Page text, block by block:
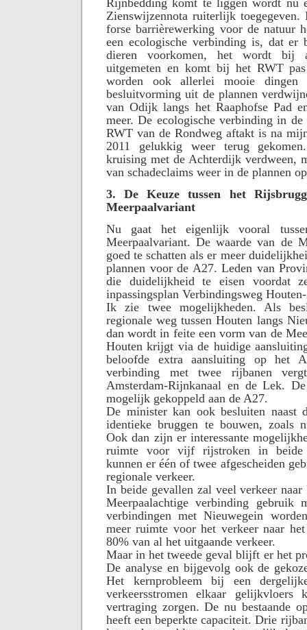
Zienswijzennota ruiterlijk toegegeven.
forse barrièrewerking voor de natuur
een ecologische verbinding is, dat er
dieren voorkomen, het wordt bij
uitgemeten en komt bij het RWT
worden ook allerlei mooie
besluitvorming uit de plannen
van Odijk langs het Raaphofse Pad
meer. De ecologische verbinding in
RWT van de Rondweg aftakt is na
2011 gelukkig weer terug
kruising met de Achterdijk verdween,
van schadeclaims weer in de plannen
3. De Keuze tussen het
Meerpaalvariant
Nu gaat het eigenlijk vooral
Meerpaalvariant. De waarde van de
goed te schatten als er meer
plannen voor de A27. Leden van
die duidelijkheid te eisen voordat
inpassingsplan Verbindingsweg
Ik zie twee mogelijkheden. Als
regionale weg tussen Houten langs
dan wordt in feite een vorm van de
Houten krijgt via de huidige
beloofde extra aansluiting op het
verbinding met twee rijbanen
Amsterdam-Rijnkanaal en de Lek.
mogelijk gekoppeld aan de A27.
De minister kan ook besluiten naast
identieke bruggen te bouwen, zoals
Ook dan zijn er interessante
ruimte voor vijf rijstroken in beide
kunnen er één of twee afgescheiden
regionale verkeer.
In beide gevallen zal veel verkeer naar
Meerpaalachtige verbinding gebruik
verbindingen met Nieuwegein
meer ruimte voor het verkeer naar
80% van al het uitgaande verkeer.
Maar in het tweede geval blijft er het
De analyse en bijgevolg ook de
Het kernprobleem bij een
verkeersstromen elkaar gelijkvloers
vertraging zorgen. De nu bestaande
heeft een beperkte capaciteit. Drie